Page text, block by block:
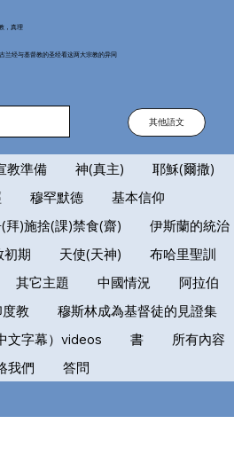
，真理
兰经与基督教的圣经看这两大宗教的异同
其他語文
教準備 神(真主)
耶穌(爾撒)
穆罕默德
基本信仰
拜)施捨(課)禁食(齋)
伊斯蘭的統治
初期 天使(天神)
布哈里聖訓
其它主題 中國情況
阿拉伯
度教
穆斯林成為基督徒的見證集
文字幕）videos 書
所有內容
我們
答問